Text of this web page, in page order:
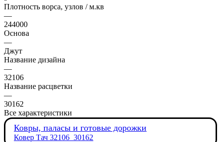
Плотность ворса, узлов / м.кв
—
244000
Основа
—
Джут
Название дизайна
—
32106
Название расцветки
—
30162
Все характеристики
Ковры, паласы и готовые дорожки
Ковер Тач 32106_30162